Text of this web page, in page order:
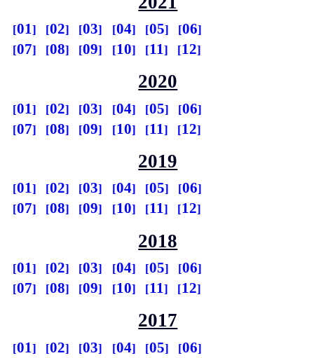
01 02 03 04 05
06
07
08 09 10 11 12
2020
01 02 03 04 05
06
07
08 09 10 11 12
2019
01 02 03 04 05
06
07
08 09 10 11 12
2018
01 02 03 04 05
06
07
08 09 10 11 12
2017
01 02 03 04 05
06